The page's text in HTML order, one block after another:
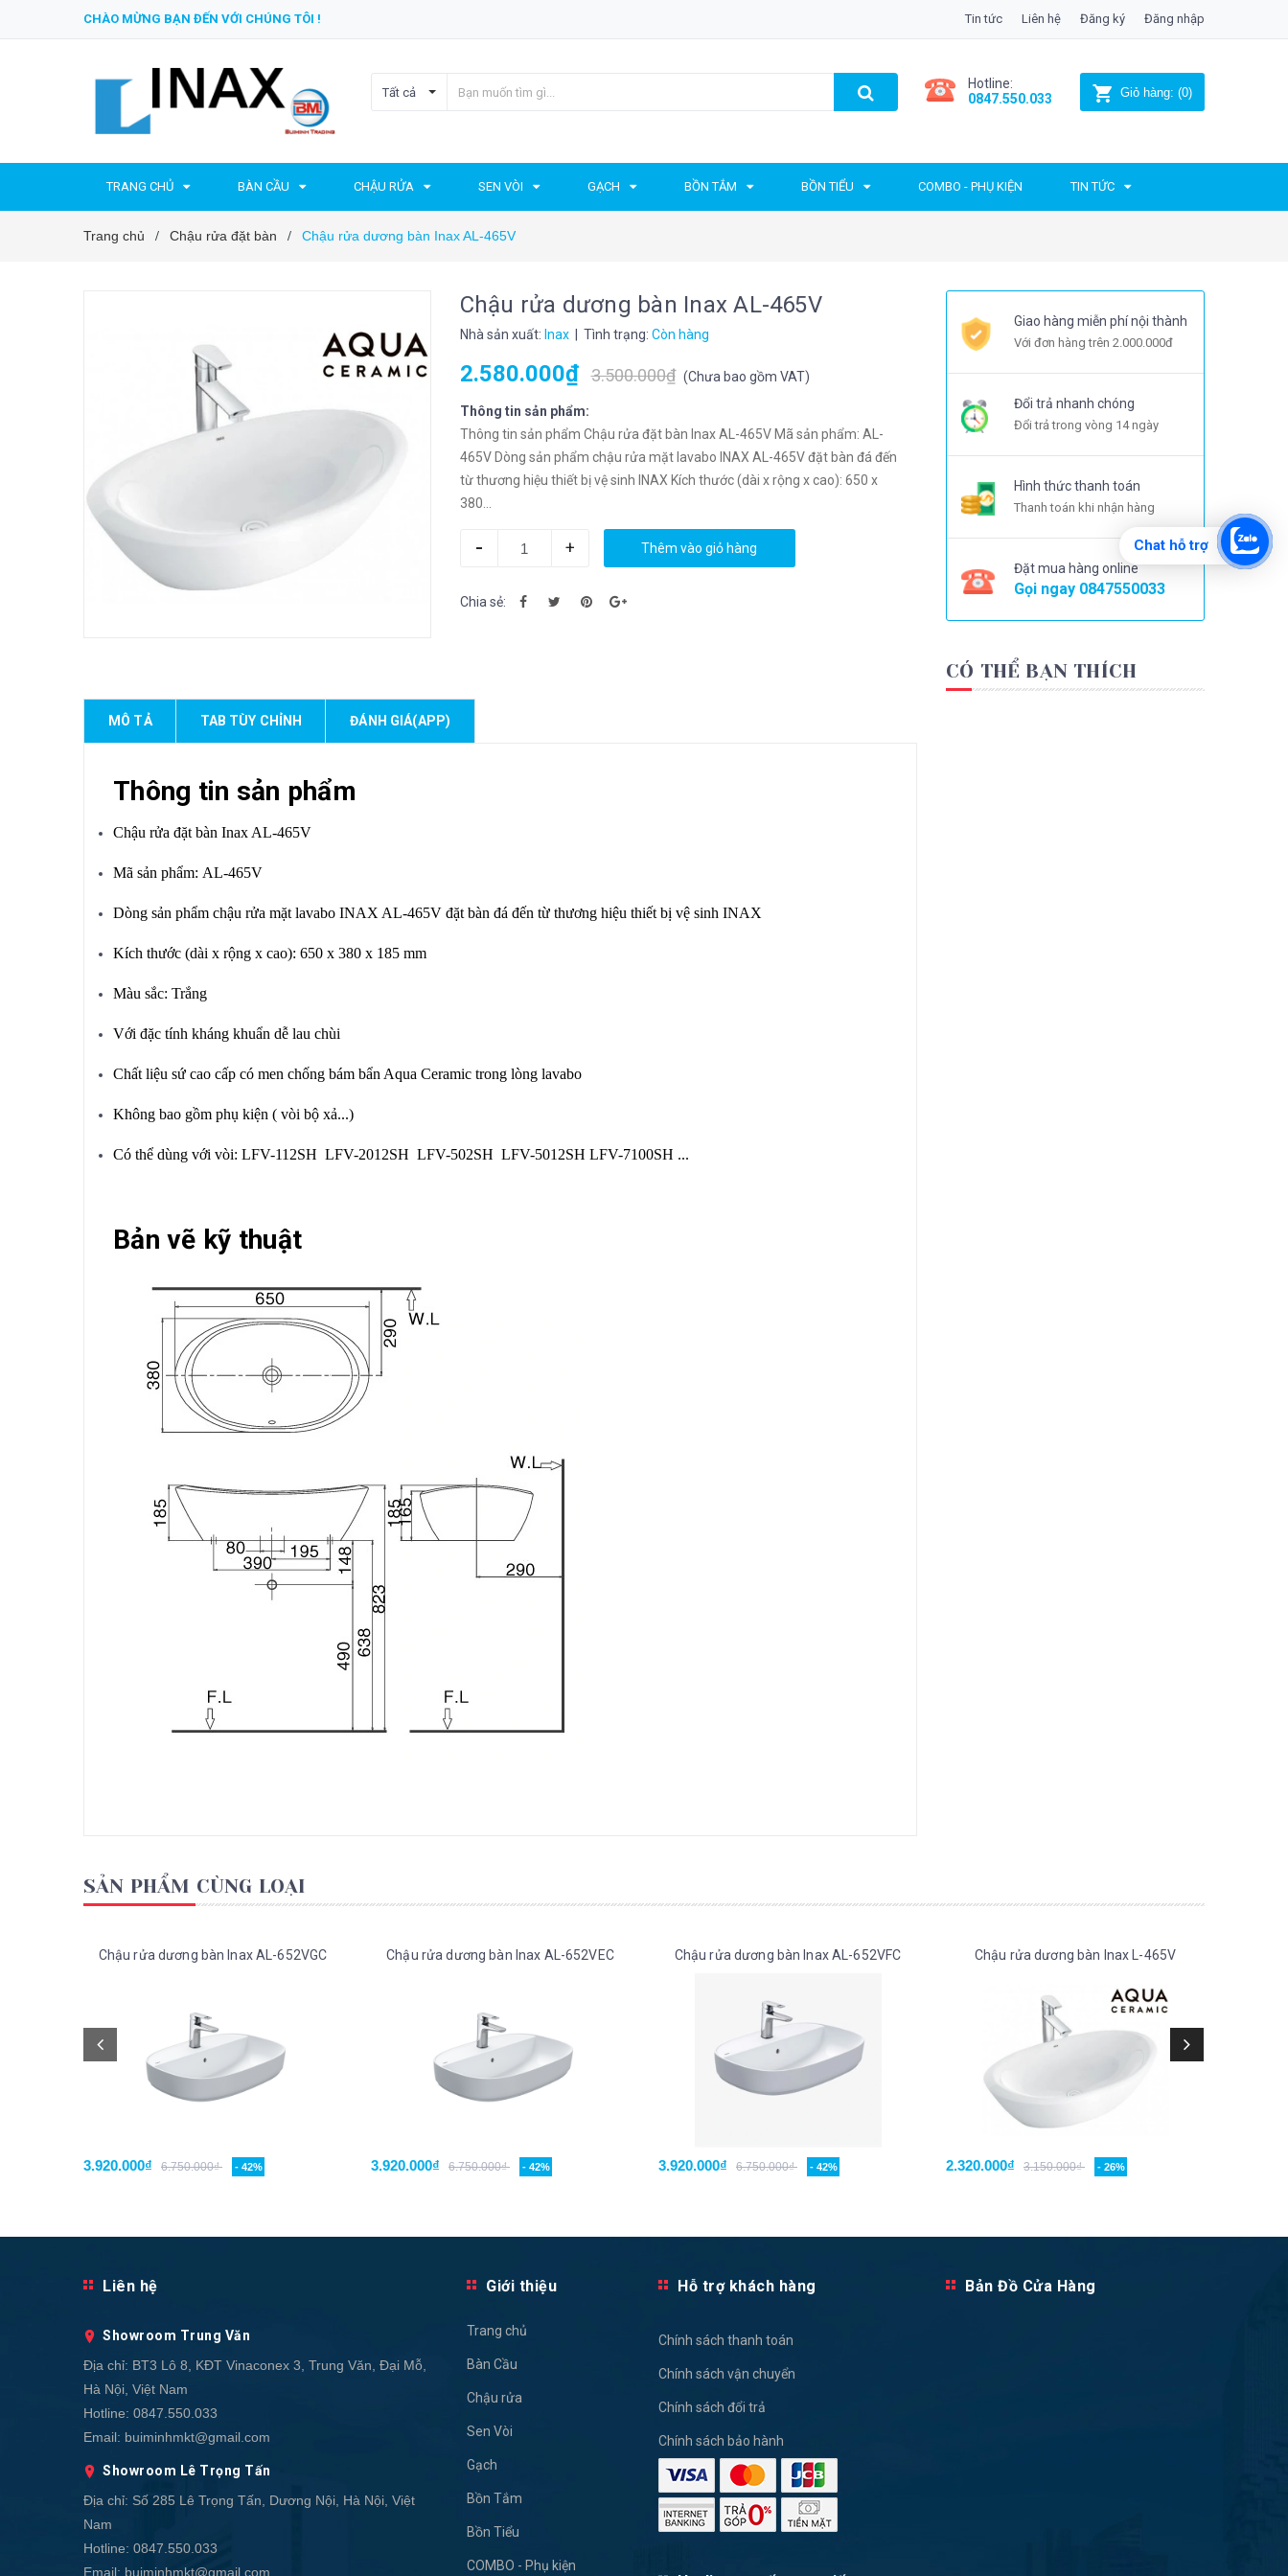
CHÀO MỪNG BẠN ĐẾN VỚI CHÚNG TÔI ! Tin tức Liên hệ Đăng ký Đăng nhập
Tất cả
Hotline:
0847.550.033
Giỏ hàng: (0)
TRANG CHỦ BÀN CẦU CHẬU RỬA SEN VÒI GẠCH BỒN TẮM BỒN TIỂU COMBO - PHỤ KIỆN TIN TỨC
Trang chủ / Chậu rửa đặt bàn / Chậu rửa dương bàn Inax AL-465V
Chậu rửa dương bàn Inax AL-465V
Nhà sản xuất: Inax | Tình trạng: Còn hàng
2.580.000₫ 3.500.000₫ (Chưa bao gồm VAT)
Thông tin sản phẩm:
Thông tin sản phẩm Chậu rửa đặt bàn Inax AL-465V Mã sản phẩm: AL-
465V Dòng sản phẩm chậu rửa mặt lavabo INAX AL-465V đặt bàn đá đến
từ thương hiệu thiết bị vệ sinh INAX Kích thước (dài x rộng x cao): 650 x
380...
- + Thêm vào giỏ hàng
Chia sẻ:
MÔ TẢ TAB TÙY CHỈNH ĐÁNH GIÁ(APP)
Thông tin sản phẩm
Chậu rửa đặt bàn Inax AL-465V
Mã sản phẩm: AL-465V
Dòng sản phẩm chậu rửa mặt lavabo INAX AL-465V đặt bàn đá đến từ thương hiệu thiết bị vệ sinh INAX
Kích thước (dài x rộng x cao): 650 x 380 x 185 mm
Màu sắc: Trắng
Với đặc tính kháng khuẩn dễ lau chùi
Chất liệu sứ cao cấp có men chống bám bẩn Aqua Ceramic trong lòng lavabo
Không bao gồm phụ kiện ( vòi bộ xả...)
Có thể dùng với vòi: LFV-112SH LFV-2012SH LFV-502SH LFV-5012SH LFV-7100SH ...
Bản vẽ kỹ thuật
Giao hàng miễn phí nội thành
Với đơn hàng trên 2.000.000đ
Đổi trả nhanh chóng
Đổi trả trong vòng 14 ngày
Hình thức thanh toán
Thanh toán khi nhận hàng
Đặt mua hàng online
Gọi ngay 0847550033
CÓ THỂ BẠN THÍCH
SẢN PHẨM CÙNG LOẠI
Chậu rửa dương bàn Inax AL-652VGC
3.920.000₫ 6.750.000₫ - 42%
Chậu rửa dương bàn Inax AL-652VEC
3.920.000₫ 6.750.000₫ - 42%
Chậu rửa dương bàn Inax AL-652VFC
3.920.000₫ 6.750.000₫ - 42%
Chậu rửa dương bàn Inax L-465V
2.320.000₫ 3.150.000₫ - 26%
Liên hệ
Showroom Trung Văn
Địa chỉ: BT3 Lô 8, KĐT Vinaconex 3, Trung Văn, Đại Mỗ,
Hà Nội, Việt Nam
Hotline: 0847.550.033
Email: buiminhmkt@gmail.com
Showroom Lê Trọng Tấn
Địa chỉ: Số 285 Lê Trọng Tấn, Dương Nội, Hà Nội, Việt
Nam
Hotline: 0847.550.033
Email: buiminhmkt@gmail.com
Giới thiệu
Trang chủ
Bàn Cầu
Chậu rửa
Sen Vòi
Gạch
Bồn Tắm
Bồn Tiểu
COMBO - Phụ kiện
Hỗ trợ khách hàng
Chính sách thanh toán
Chính sách vận chuyển
Chính sách đổi trả
Chính sách bảo hành
Bản Đồ Cửa Hàng
Chat hỗ trợ